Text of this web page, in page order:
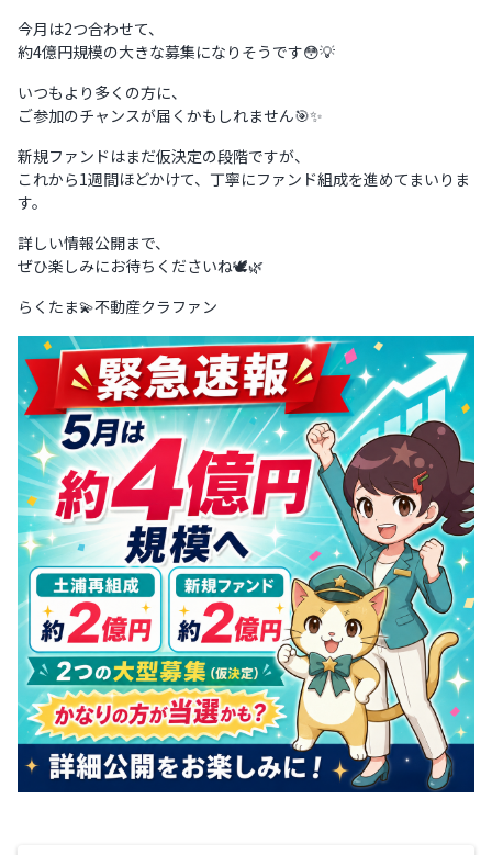
今月は2つ合わせて、
約4億円規模の大きな募集になりそうです😳💡
いつもより多くの方に、
ご参加のチャンスが届くかもしれません🎯✨
新規ファンドはまだ仮決定の段階ですが、
これから1週間ほどかけて、丁寧にファンド組成を進めてまいりま
す。
詳しい情報公開まで、
ぜひ楽しみにお待ちくださいね🕊️🌿
らくたま💫不動産クラファン